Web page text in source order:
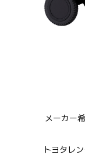
メーカー
トヨタレ